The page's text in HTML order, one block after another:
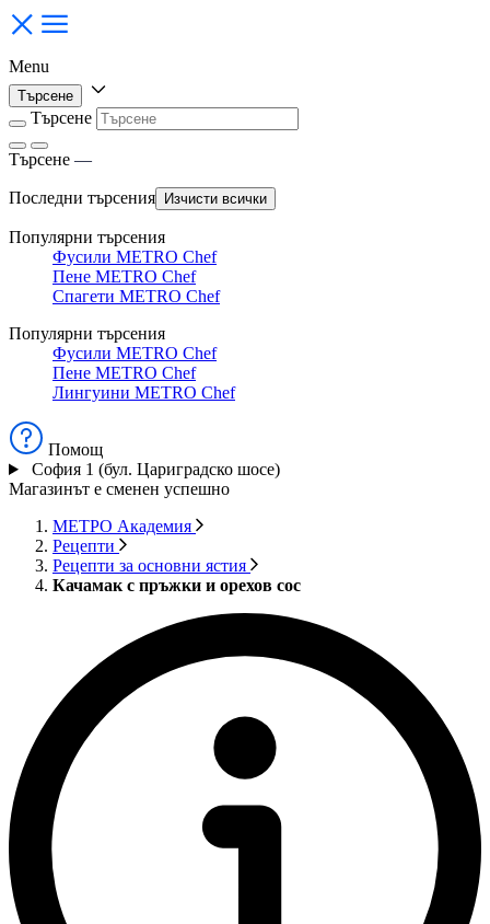
Menu
Търсене
Търсене
Търсене —
Последни търсения Изчисти всички
Популярни търсения
Фусили METRO Chef
Пене METRO Chef
Спагети METRO Chef
Популярни търсения
Фусили METRO Chef
Пене METRO Chef
Лингуини METRO Chef
Помощ
София 1 (бул. Цариградско шосе)
Магазинът е сменен успешно
МЕТРО Академия
Рецепти
Рецепти за основни ястия
Качамак с пръжки и орехов сос